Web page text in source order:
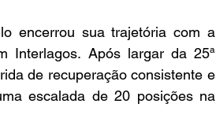
encerrou sua trajetória com a
Interlagos. Após largar da 25ª
de recuperação consistente e
escalada de 20 posições na